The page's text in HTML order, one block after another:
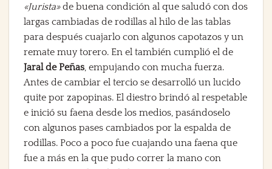
«Jurista»de buena condición al que saludó con dos
largas cambiadas de rodillas al hilo de las tablas
para después cuajarlo con algunos capotazos y un
remate muy torero. En el también cumplió el de
Jaral de Peñas, empujando con mucha fuerza.
Antes de cambiar el tercio se desarrolló un lucido
quite por zapopinas. El diestro brindó al respetable
e inició su faena desde los medios, pasándoselo
con algunos pases cambiados por la espalda de
rodillas. Poco a poco fue cuajando una faena que
fue a más en la que pudo correr la mano con